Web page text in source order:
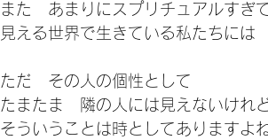
また　あまりにスプリチュアルすぎ
見える世界で生きている私たちには
ただ　その人の個性として
たまたま　隣の人には見えないけれ
そういうことは時としてありますよね